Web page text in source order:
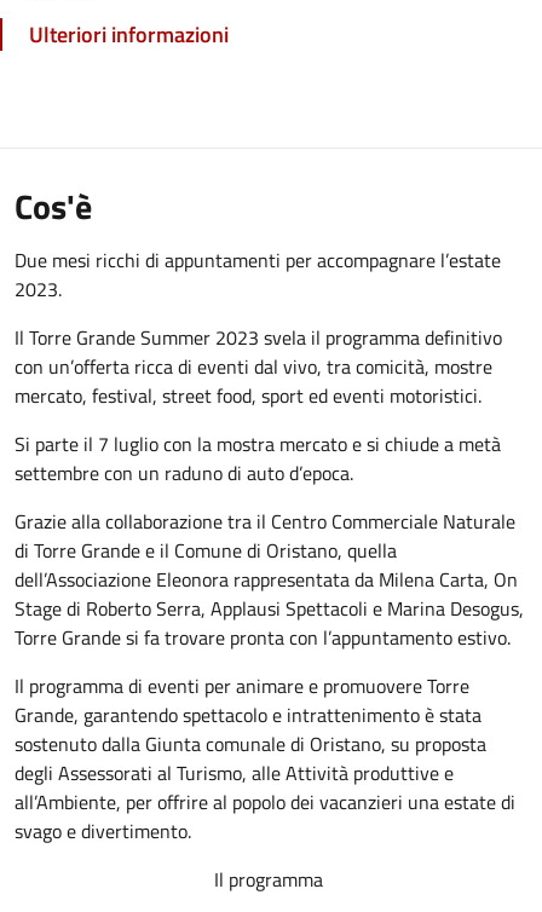
Ulteriori informazioni
Cos'è
Due mesi ricchi di appuntamenti per accompagnare l’estate
2023.
Il Torre Grande Summer 2023 svela il programma definitivo
con un’offerta ricca di eventi dal vivo, tra comicità, mostre
mercato, festival, street food, sport ed eventi motoristici.
Si parte il 7 luglio con la mostra mercato e si chiude a metà
settembre con un raduno di auto d’epoca.
Grazie alla collaborazione tra il Centro Commerciale Naturale
di Torre Grande e il Comune di Oristano, quella
dell’Associazione Eleonora rappresentata da Milena Carta, On
Stage di Roberto Serra, Applausi Spettacoli e Marina Desogus,
Torre Grande si fa trovare pronta con l’appuntamento estivo.
Il programma di eventi per animare e promuovere Torre
Grande, garantendo spettacolo e intrattenimento è stata
sostenuto dalla Giunta comunale di Oristano, su proposta
degli Assessorati al Turismo, alle Attività produttive e
all’Ambiente, per offrire al popolo dei vacanzieri una estate di
svago e divertimento.
Il programma